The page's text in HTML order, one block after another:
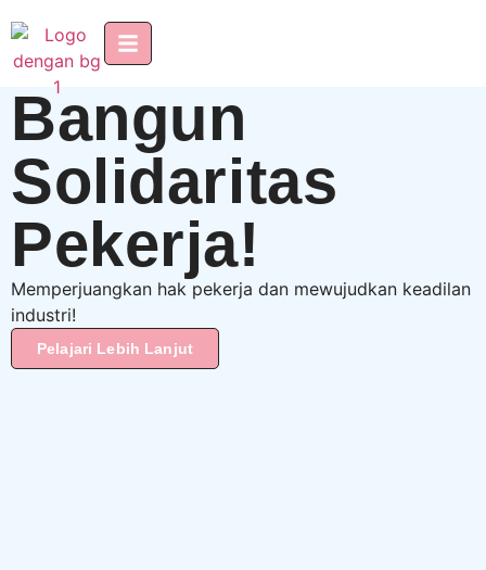
Bangun
Solidaritas
Pekerja!
Memperjuangkan hak pekerja dan mewujudkan keadilan
industri!
Pelajari Lebih Lanjut